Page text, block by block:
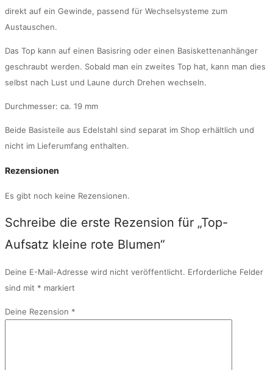
direkt auf ein Gewinde, passend für Wechselsysteme zum
Austauschen.
Das Top kann auf einen Basisring oder einen Basiskettenanhänger
geschraubt werden. Sobald man ein zweites Top hat, kann man dies
selbst nach Lust und Laune durch Drehen wechseln.
Durchmesser: ca. 19 mm
Beide Basisteile aus Edelstahl sind separat im Shop erhältlich und
nicht im Lieferumfang enthalten.
Rezensionen
Es gibt noch keine Rezensionen.
Schreibe die erste Rezension für „Top-
Aufsatz kleine rote Blumen“
Deine E-Mail-Adresse wird nicht veröffentlicht. Erforderliche Felder
sind mit * markiert
Deine Rezension *